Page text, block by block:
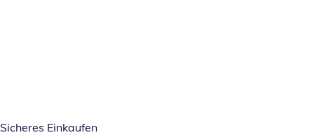
Sicheres Einkaufen